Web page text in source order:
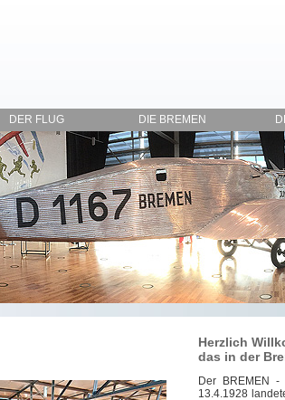
DER FLUG DIE BREMEN